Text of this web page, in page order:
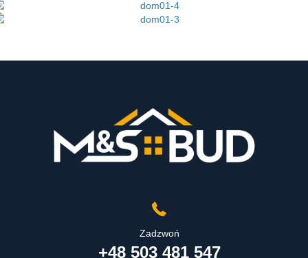
Zadzwoń
+48 503 481 547